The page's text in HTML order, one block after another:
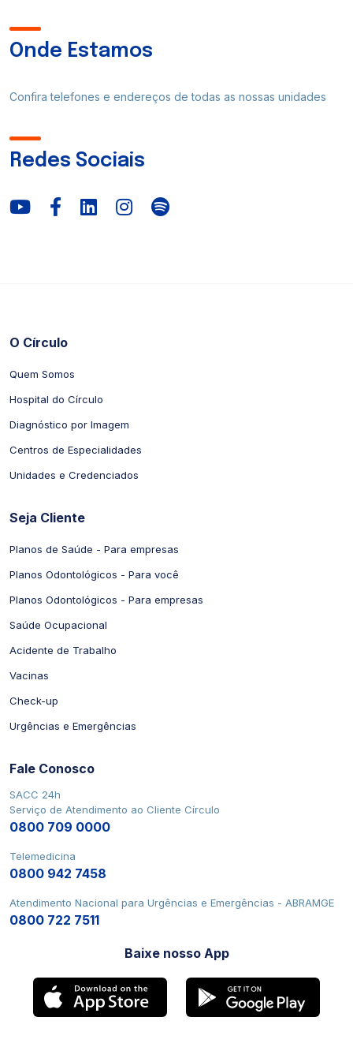
Onde Estamos
Confira telefones e endereços de todas as nossas unidades
Redes Sociais
Baixe nosso App
O Círculo
Quem Somos
Hospital do Círculo
Diagnóstico por Imagem
Centros de Especialidades
Unidades e Credenciados
Seja Cliente
Planos de Saúde - Para empresas
Planos Odontológicos - Para você
Planos Odontológicos - Para empresas
Saúde Ocupacional
Acidente de Trabalho
Vacinas
Check-up
Urgências e Emergências
Fale Conosco
SACC 24h
Serviço de Atendimento ao Cliente Círculo
0800 709 0000
Telemedicina
0800 942 7458
Atendimento Nacional para Urgências e Emergências - ABRAMGE
0800 722 7511